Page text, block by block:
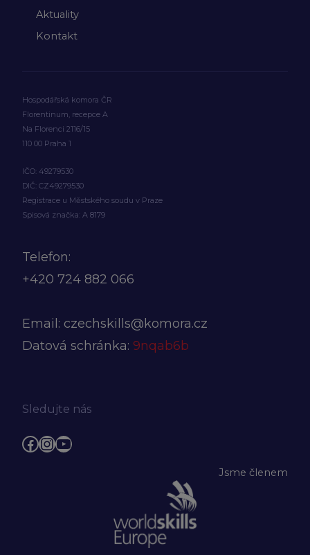
Aktuality
Kontakt
Hospodářská komora ČR
Florentinum, recepce A
Na Florenci 2116/15
110 00 Praha 1
IČO: 49279530
DIČ: CZ49279530
Registrace u Městského soudu v Praze
Spisová značka: A 8179
Telefon:
+420 724 882 066
Email: czechskills@komora.cz
Datová schránka: 9nqab6b
Sledujte nás
Facebook
Instagram
YouTube
Jsme členem